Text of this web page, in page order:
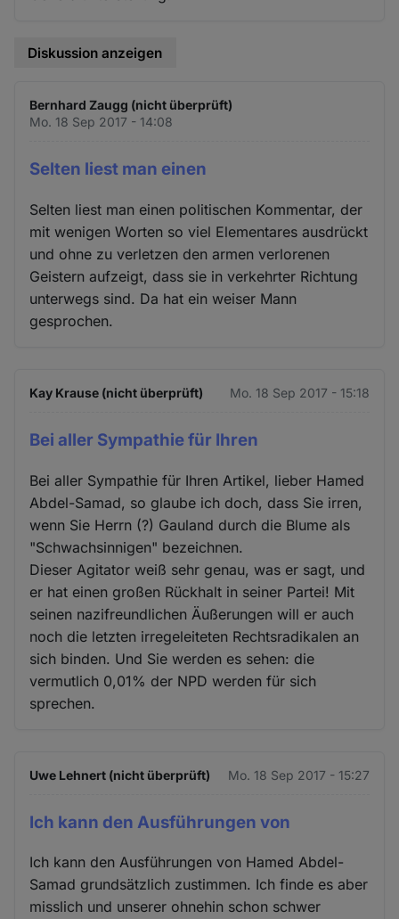
Diskussion anzeigen
Bernhard Zaugg (nicht überprüft)
Mo. 18 Sep 2017 - 14:08
Selten liest man einen
Selten liest man einen politischen Kommentar, der
mit wenigen Worten so viel Elementares ausdrückt
und ohne zu verletzen den armen verlorenen
Geistern aufzeigt, dass sie in verkehrter Richtung
unterwegs sind. Da hat ein weiser Mann
gesprochen.
Kay Krause (nicht überprüft) Mo. 18 Sep 2017 - 15:18
Bei aller Sympathie für Ihren
Bei aller Sympathie für Ihren Artikel, lieber Hamed
Abdel-Samad, so glaube ich doch, dass Sie irren,
wenn Sie Herrn (?) Gauland durch die Blume als
"Schwachsinnigen" bezeichnen.
Dieser Agitator weiß sehr genau, was er sagt, und
er hat einen großen Rückhalt in seiner Partei! Mit
seinen nazifreundlichen Äußerungen will er auch
noch die letzten irregeleiteten Rechtsradikalen an
sich binden. Und Sie werden es sehen: die
vermutlich 0,01% der NPD werden für sich
sprechen.
Uwe Lehnert (nicht überprüft) Mo. 18 Sep 2017 - 15:27
Ich kann den Ausführungen von
Ich kann den Ausführungen von Hamed Abdel-
Samad grundsätzlich zustimmen. Ich finde es aber
misslich und unserer ohnehin schon schwer